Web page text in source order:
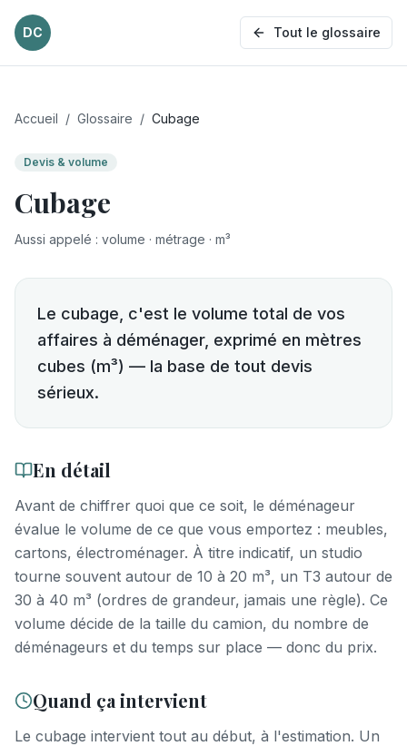
DC Tout le glossaire
Accueil / Glossaire / Cubage
Devis & volume
Cubage
Aussi appelé : volume · métrage · m³
Le cubage, c'est le volume total de vos
affaires à déménager, exprimé en mètres
cubes (m³) — la base de tout devis
sérieux.
En détail
Avant de chiffrer quoi que ce soit, le déménageur
évalue le volume de ce que vous emportez : meubles,
cartons, électroménager. À titre indicatif, un studio
tourne souvent autour de 10 à 20 m³, un T3 autour de
30 à 40 m³ (ordres de grandeur, jamais une règle). Ce
volume décide de la taille du camion, du nombre de
déménageurs et du temps sur place — donc du prix.
Quand ça intervient
Le cubage intervient tout au début, à l'estimation. Un